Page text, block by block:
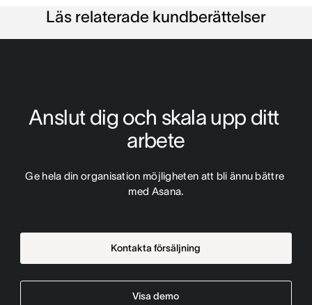
Läs relaterade kundberättelser
Anslut dig och skala upp ditt
arbete
Ge hela din organisation möjligheten att bli ännu bättre
med Asana.
Kontakta försäljning
Visa demo